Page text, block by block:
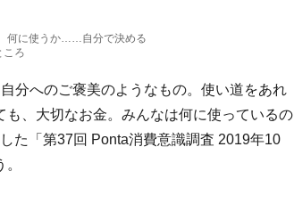
何に使うか……自分で決める
ころ
分へのご褒美のようなもの。使い道をあれ
、大切なお金。みんなは何に使っているの
た「第37回 Ponta消費意識調査 2019年10